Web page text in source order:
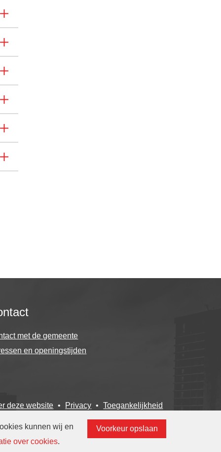
kunnen wij en
over cookies.
Voorkeur opslaan
met de gemeente
en openingstijden
deze website Privacy
Toegankelijkheid
Translate